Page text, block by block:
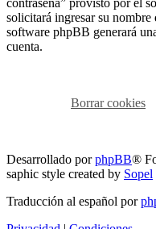
contraseña” provisto por el
solicitará ingresar su
software phpBB generará
cuenta.
Borrar cookies
Desarrollado porphpBB®
saphic style created by Sopel
Traducción al español por